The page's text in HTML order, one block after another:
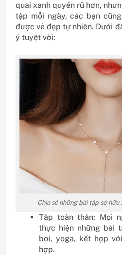
quai xanh quyến rũ hơn,
tập mỗi ngày, các bạn
được vẻ đẹp tự nhiên. Dưới
ý tuyệt vời:
Chia sẻ những bài tập sở
Tập toàn thân: Mọi
thực hiện những bài
bơi, yoga, kết hợp
hợp.